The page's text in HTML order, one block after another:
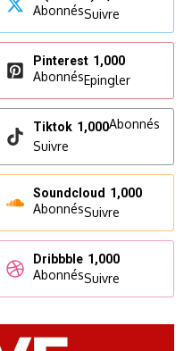
AbonnésSuivre
Pinterest 1,000
AbonnésEpingler
Tiktok 1,000Abonnés
Suivre
Soundcloud 1,000
AbonnésSuivre
Dribbble 1,000
AbonnésSuivre